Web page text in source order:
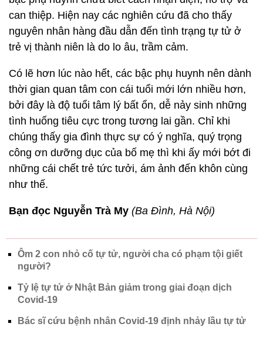
can thiệp. Hiện nay các nghiên cứu đã cho thấy
nguyên nhân hàng đầu dẫn đến tình trạng tự tử ở
trẻ vị thành niên là do lo âu, trầm cảm.
Có lẽ hơn lúc nào hết, các bậc phụ huynh nên dành
thời gian quan tâm con cái tuổi mới lớn nhiều hơn,
bởi đây là độ tuổi tâm lý bất ổn, dễ nảy sinh những
tình huống tiêu cực trong tương lai gần. Chỉ khi
chúng thấy gia đình thực sự có ý nghĩa, quý trọng
công ơn dưỡng dục của bố mẹ thì khi ấy mới bớt đi
những cái chết trẻ tức tưởi, ám ảnh đến khôn cùng
như thế.
Bạn đọc Nguyễn Trà My (Ba Đình, Hà Nội)
Ôm 2 con nhỏ cố tự tử, người cha có phạm tội giết
người?
Tỷ lệ tự tử ở Nhật Bản giảm trong giai đoạn dịch
Covid-19
Bác sĩ cứu bệnh nhân Covid-19 định nhảy lầu tự tử